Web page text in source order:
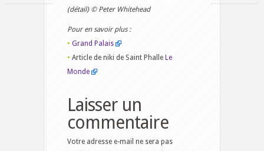
(détail) © Peter Whitehead
Pour en savoir plus :
• Grand Palais
• Article de niki de Saint Phalle Le
Monde
Laisser un
commentaire
Votre adresse e-mail ne sera pas